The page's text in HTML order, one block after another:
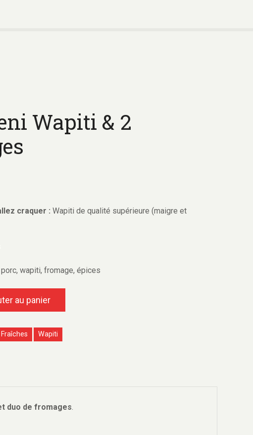
Wapiti & 2
craquer : Wapiti de qualité supérieure (maigre et
porc, wapiti, fromage, épices
au panier
Wapiti
duo de fromages.